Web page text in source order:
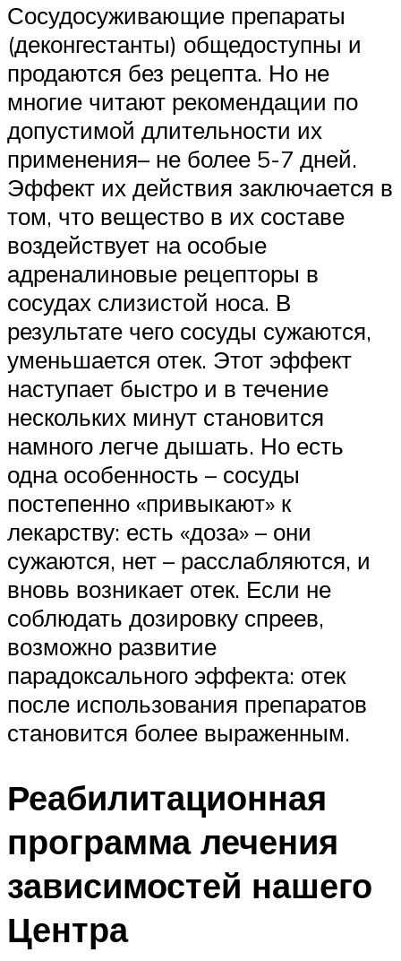
Сосудосуживающие препараты
(деконгестанты) общедоступны и
продаются без рецепта. Но не
многие читают рекомендации по
допустимой длительности их
применения– не более 5-7 дней.
Эффект их действия заключается в
том, что вещество в их составе
воздействует на особые
адреналиновые рецепторы в
сосудах слизистой носа. В
результате чего сосуды сужаются,
уменьшается отек. Этот эффект
наступает быстро и в течение
нескольких минут становится
намного легче дышать. Но есть
одна особенность – сосуды
постепенно «привыкают» к
лекарству: есть «доза» – они
сужаются, нет – расслабляются, и
вновь возникает отек. Если не
соблюдать дозировку спреев,
возможно развитие
парадоксального эффекта: отек
после использования препаратов
становится более выраженным.
Реабилитационная
программа лечения
зависимостей нашего
Центра